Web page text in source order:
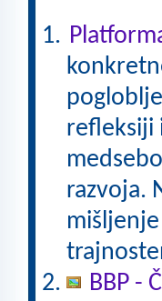
refleksiji
razvoja.
BBP -